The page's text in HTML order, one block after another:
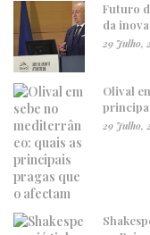
Futuro
da
29 Julho,
Olival
29 Julho,